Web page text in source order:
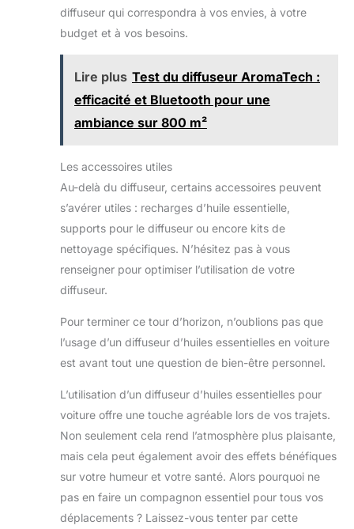
diffuseur qui correspondra à vos envies, à votre
budget et à vos besoins.
Lire plus Test du diffuseur AromaTech :
efficacité et Bluetooth pour une
ambiance sur 800 m²
Les accessoires utiles
Au-delà du diffuseur, certains accessoires peuvent
s’avérer utiles : recharges d’huile essentielle,
supports pour le diffuseur ou encore kits de
nettoyage spécifiques. N’hésitez pas à vous
renseigner pour optimiser l’utilisation de votre
diffuseur.
Pour terminer ce tour d’horizon, n’oublions pas que
l’usage d’un diffuseur d’huiles essentielles en voiture
est avant tout une question de bien-être personnel.
L’utilisation d’un diffuseur d’huiles essentielles pour
voiture offre une touche agréable lors de vos trajets.
Non seulement cela rend l’atmosphère plus plaisante,
mais cela peut également avoir des effets bénéfiques
sur votre humeur et votre santé. Alors pourquoi ne
pas en faire un compagnon essentiel pour tous vos
déplacements ? Laissez-vous tenter par cette